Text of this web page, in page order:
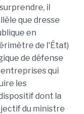
il
que dresse
en
de l'État)
de défense
qui
les
dont la
du ministre